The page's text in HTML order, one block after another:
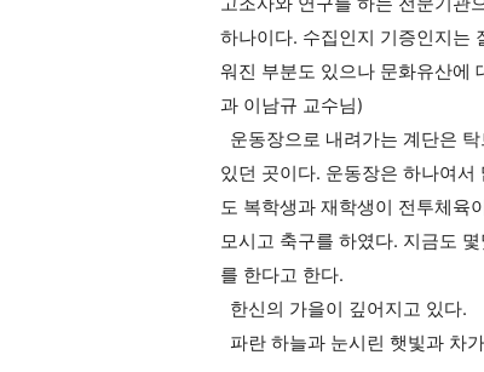
하나이다. 수집인지 기증인지는
워진 부분도 있으나 문화유산에
과 이남규 교수님)
운동장으로 내려가는 계단은
있던 곳이다. 운동장은 하나여
도 복학생과 재학생이 전투체육
모시고 축구를 하였다. 지금도
를 한다고 한다.
한신의 가을이 깊어지고 있다.
파란 하늘과 눈시린 햇빛과 차